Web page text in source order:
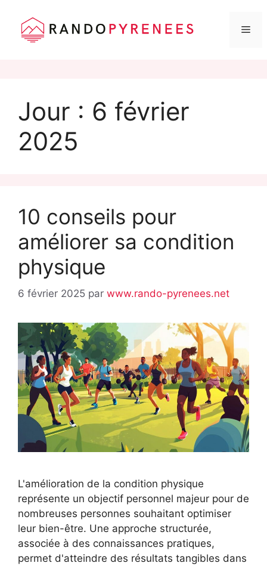
contenuJour : 6 février
2025
10 conseils pour
améliorer sa condition
physique
6 février 2025 par www.rando-pyrenees.net
L'amélioration de la condition physique
représente un objectif personnel majeur pour de
nombreuses personnes souhaitant optimiser
leur bien-être. Une approche structurée,
associée à des connaissances pratiques,
permet d'atteindre des résultats tangibles dans